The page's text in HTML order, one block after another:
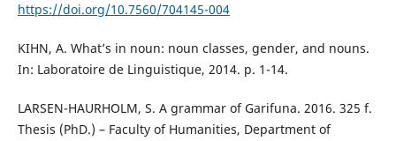
https://doi.org/10.7560/704145-004
KIHN, A. What’s in noun: noun classes, gender, and nouns.
In: Laboratoire de Linguistique, 2014. p. 1-14.
LARSEN-HAURHOLM, S. A grammar of Garifuna. 2016. 325 f.
Thesis (PhD.) – Faculty of Humanities, Department of